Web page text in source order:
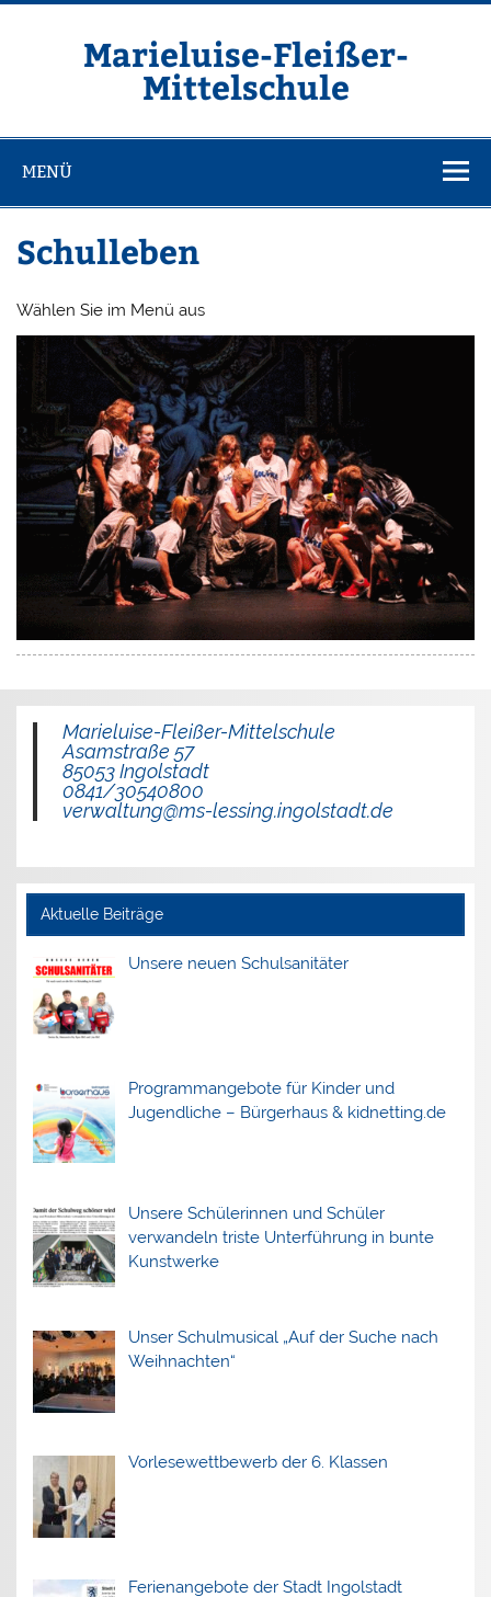
Zum
Marieluise-Fleißer-
Mittelschule
MENÜ
Schulleben
Wählen Sie im Menü aus
Marieluise-Fleißer-Mittelschule
Asamstraße 57
85053 Ingolstadt
0841/30540800
verwaltung@ms-lessing.ingolstadt.de
Aktuelle Beiträge
Unsere neuen Schulsanitäter
Programmangebote für Kinder und
Jugendliche – Bürgerhaus & kidnetting.de
Unsere Schülerinnen und Schüler
verwandeln triste Unterführung in bunte
Kunstwerke
Unser Schulmusical „Auf der Suche nach
Weihnachten“
Vorlesewettbewerb der 6. Klassen
Ferienangebote der Stadt Ingolstadt